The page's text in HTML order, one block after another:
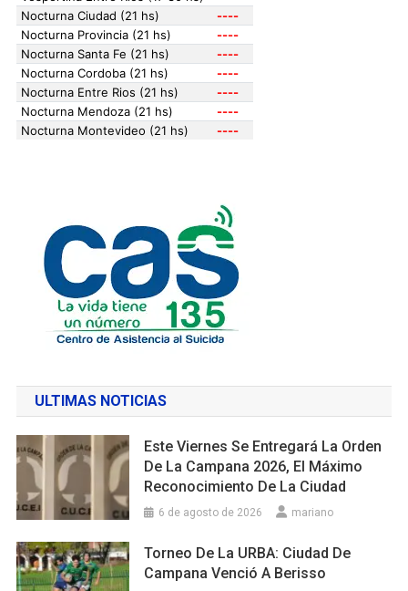
ULTIMAS NOTICIAS
Este Viernes Se Entregará La Orden
De La Campana 2026, El Máximo
Reconocimiento De La Ciudad
6 de agosto de 2026 mariano
Torneo De La URBA: Ciudad De
Campana Venció A Berisso